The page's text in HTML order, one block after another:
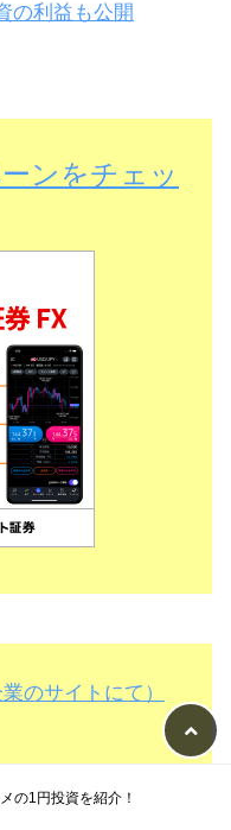
の利益も公開
ンをチェッ
のサイトにて）
の1円投資を紹介！